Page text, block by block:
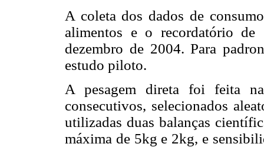
A coleta dos dados de
alimentos e o recordatório
dezembro de 2004. Para
estudo piloto.
A pesagem direta foi feita
consecutivos, selecionados
utilizadas duas balanças
máxima de 5kg e 2kg, e